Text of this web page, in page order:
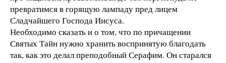
превратимся в горящую лампаду пред лицем
Сладчайшего Господа Иисуса.
Необходимо сказать и о том, что по причащении
Святых Тайн нужно хранить воспринятую благодать
так, как это делал преподобный Серафим. Он старался